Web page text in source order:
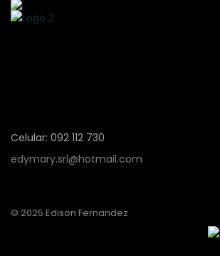
Celular: 092 112 730
edymary.srl@hotmail.com
© 2025 Edison Fernandez